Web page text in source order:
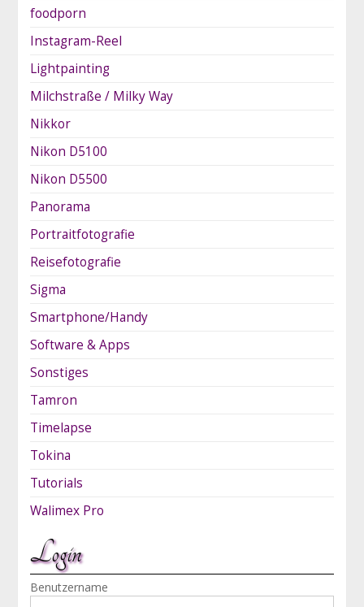
foodporn
Instagram-Reel
Lightpainting
Milchstraße / Milky Way
Nikkor
Nikon D5100
Nikon D5500
Panorama
Portraitfotografie
Reisefotografie
Sigma
Smartphone/Handy
Software & Apps
Sonstiges
Tamron
Timelapse
Tokina
Tutorials
Walimex Pro
Login
Benutzername